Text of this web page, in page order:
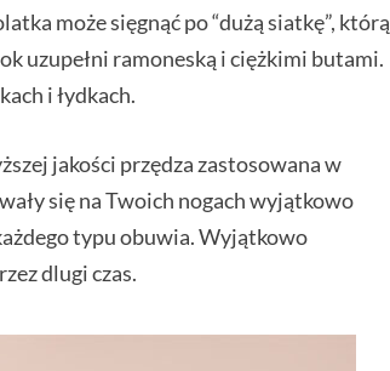
może sięgnąć po “dużą siatkę”, którą
uzupełni ramoneską i ciężkimi butami.
i łydkach.
jakości przędza zastosowana w
się na Twoich nogach wyjątkowo
typu obuwia. Wyjątkowo
dlugi czas.